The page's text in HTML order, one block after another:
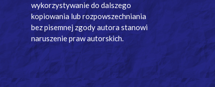
wykorzystywanie do dalszego
kopiowania lub rozpowszechniania
bez pisemnej zgody autora stanowi
naruszenie praw autorskich.